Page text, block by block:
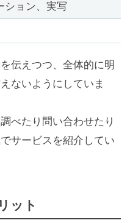
ション、実写
伝えつつ、全体的に明
ないようにしていま
べたり問い合わせたり
サービスを紹介してい
ット